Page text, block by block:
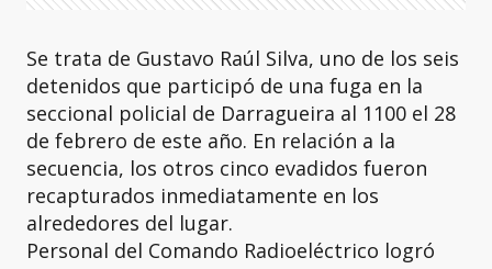
Se trata de Gustavo Raúl Silva, uno de los seis
detenidos que participó de una fuga en la
seccional policial de Darragueira al 1100 el 28
de febrero de este año. En relación a la
secuencia, los otros cinco evadidos fueron
recapturados inmediatamente en los
alrededores del lugar.
Personal del Comando Radioeléctrico logró